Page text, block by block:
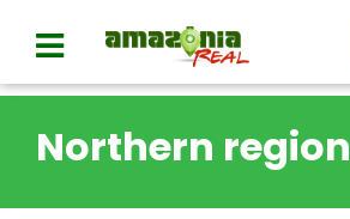
Northern region